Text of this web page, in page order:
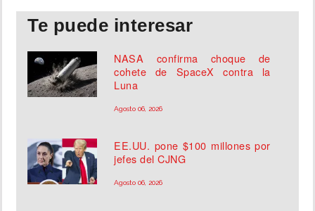
Te puede interesar
NASA confirma choque de
cohete de SpaceX contra la
Luna
Agosto 06, 2026
EE.UU. pone $100 millones por
jefes del CJNG
Agosto 06, 2026